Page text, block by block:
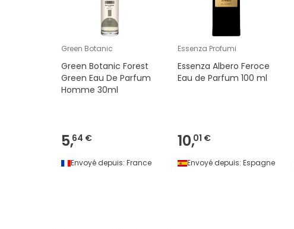
Green Botanic
Green Botanic Forest
Green Eau De Parfum
Homme 30ml
5,64 €
Envoyé depuis: France
Essenza Profumi
Essenza Albero Feroce
Eau de Parfum 100 ml
10,01 €
Envoyé depuis: Espagne